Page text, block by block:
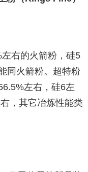
右的火箭粉，硅5
同火箭粉。超特粉
左右，硅6左
，其它冶炼性能类